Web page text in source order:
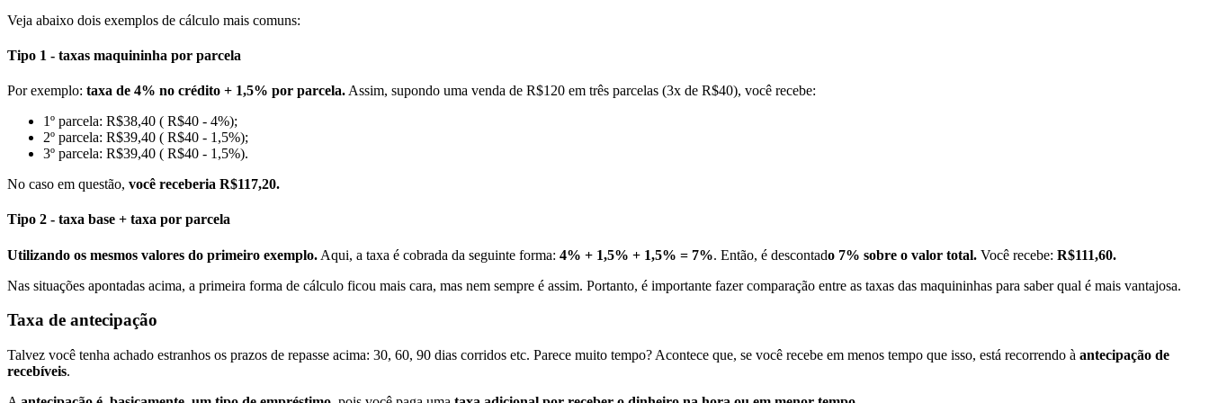
Veja abaixo dois exemplos de cálculo mais comuns:
Tipo 1 - taxas maquininha por parcela
Por exemplo: taxa de 4% no crédito + 1,5% por parcela. Assim, supondo uma venda de R$120 em três parcelas (3x de R$40), você recebe:
1º parcela: R$38,40 ( R$40 - 4%);
2º parcela: R$39,40 ( R$40 - 1,5%);
3º parcela: R$39,40 ( R$40 - 1,5%).
No caso em questão, você receberia R$117,20.
Tipo 2 - taxa base + taxa por parcela
Utilizando os mesmos valores do primeiro exemplo. Aqui, a taxa é cobrada da seguinte forma: 4% + 1,5% + 1,5% = 7%. Então, é descontado 7% sobre o valor total. Você recebe: R$111,60.
Nas situações apontadas acima, a primeira forma de cálculo ficou mais cara, mas nem sempre é assim. Portanto, é importante fazer comparação entre as taxas das maquininhas para saber qual é mais vantajosa.
Taxa de antecipação
Talvez você tenha achado estranhos os prazos de repasse acima: 30, 60, 90 dias corridos etc. Parece muito tempo? Acontece que, se você recebe em menos tempo que isso, está recorrendo à antecipação de
recebíveis.